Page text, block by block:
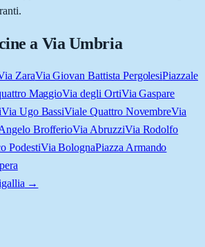
a Via Umbria
ZaraVia Giovan Battista PergolesiPiazzale
MaggioVia degli OrtiVia Gaspare
Via Ugo BassiViale Quattro NovembreVia
BrofferioVia AbruzziVia Rodolfo
PodestiVia BolognaPiazza Armando
→